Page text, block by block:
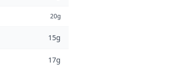
20g
15g
17g